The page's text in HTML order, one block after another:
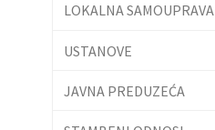
LOKALNA SAMOUPRAVA
USTANOVE
JAVNA PREDUZEĆA